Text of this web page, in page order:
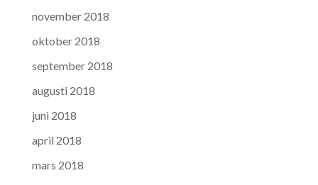
november 2018
oktober 2018
september 2018
augusti 2018
juni 2018
april 2018
mars 2018